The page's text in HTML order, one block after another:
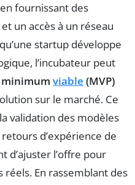
fournissant des
et un accès à un réseau
startup développe
l’incubateur peut
viable (MVP)
sur le marché. Ce
validation des modèles
d’expérience de
d’ajuster l’offre pour
En rassemblant des